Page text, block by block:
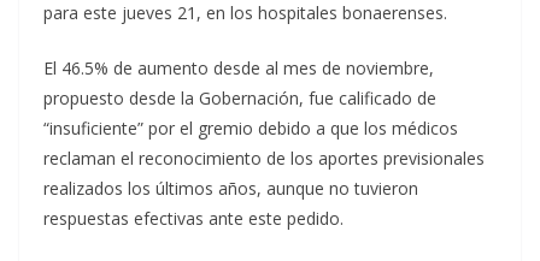
para este jueves 21, en los hospitales bonaerenses.
El 46.5% de aumento desde al mes de noviembre,
propuesto desde la Gobernación, fue calificado de
“insuficiente” por el gremio debido a que los médicos
reclaman el reconocimiento de los aportes previsionales
realizados los últimos años, aunque no tuvieron
respuestas efectivas ante este pedido.